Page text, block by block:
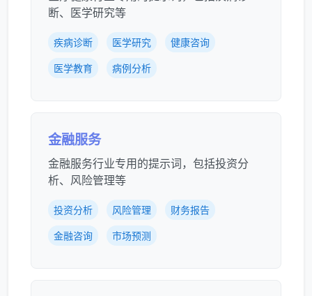
断、医学研究等
疾病诊断 医学研究
健康咨询
医学教育
病例分析
金融服务
金融服务行业专用的提示词，包括投资分
析、风险管理等
投资分析 风险管理
财务报告
金融咨询
市场预测